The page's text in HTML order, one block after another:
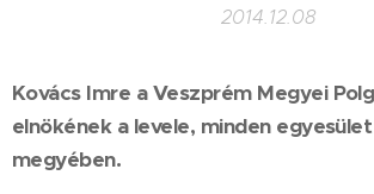
2014.12.08
Kovács Imre a Veszprém Megyei
elnökének a levele, minden
megyében.